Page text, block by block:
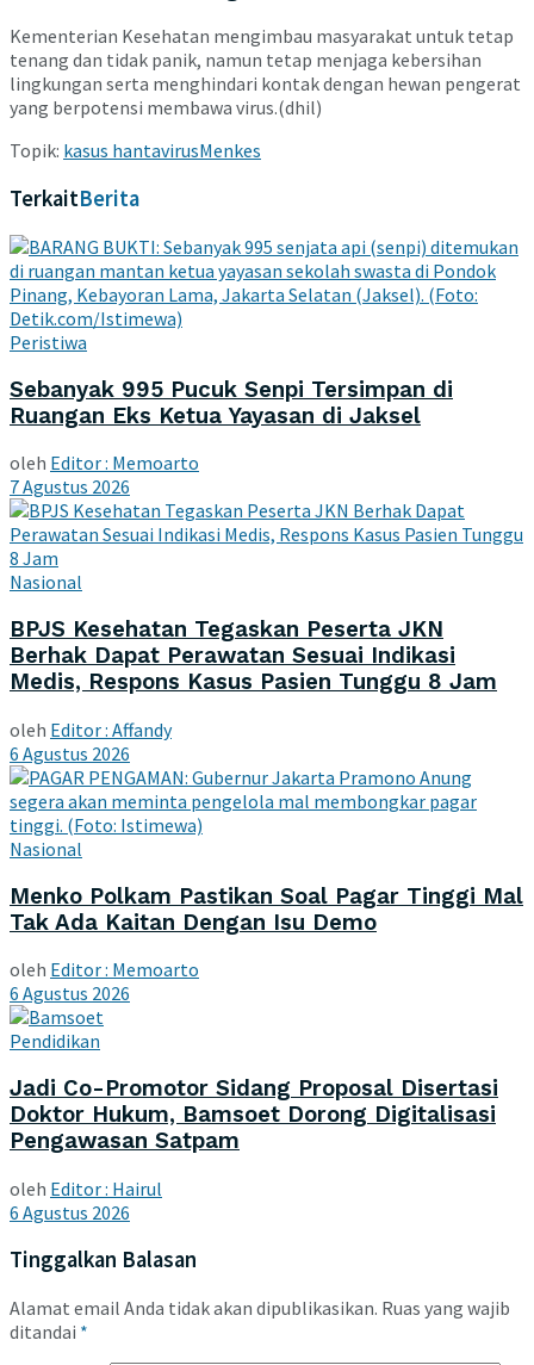
Kementerian Kesehatan mengimbau masyarakat untuk tetap
tenang dan tidak panik, namun tetap menjaga kebersihan
lingkungan serta menghindari kontak dengan hewan pengerat
yang berpotensi membawa virus.(dhil)
Topik: kasus hantavirusMenkes
TerkaitBerita
Peristiwa
Sebanyak 995 Pucuk Senpi Tersimpan di
Ruangan Eks Ketua Yayasan di Jaksel
oleh Editor : Memoarto
7 Agustus 2026
Nasional
BPJS Kesehatan Tegaskan Peserta JKN
Berhak Dapat Perawatan Sesuai Indikasi
Medis, Respons Kasus Pasien Tunggu 8 Jam
oleh Editor : Affandy
6 Agustus 2026
Nasional
Menko Polkam Pastikan Soal Pagar Tinggi Mal
Tak Ada Kaitan Dengan Isu Demo
oleh Editor : Memoarto
6 Agustus 2026
Pendidikan
Jadi Co-Promotor Sidang Proposal Disertasi
Doktor Hukum, Bamsoet Dorong Digitalisasi
Pengawasan Satpam
oleh Editor : Hairul
6 Agustus 2026
Tinggalkan Balasan
Alamat email Anda tidak akan dipublikasikan. Ruas yang wajib
ditandai *